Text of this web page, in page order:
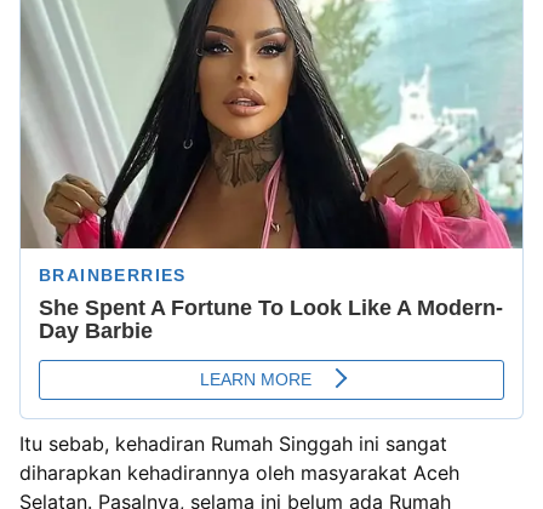
Itu sebab, kehadiran Rumah Singgah ini sangat
diharapkan kehadirannya oleh masyarakat Aceh
Selatan. Pasalnya, selama ini belum ada Rumah